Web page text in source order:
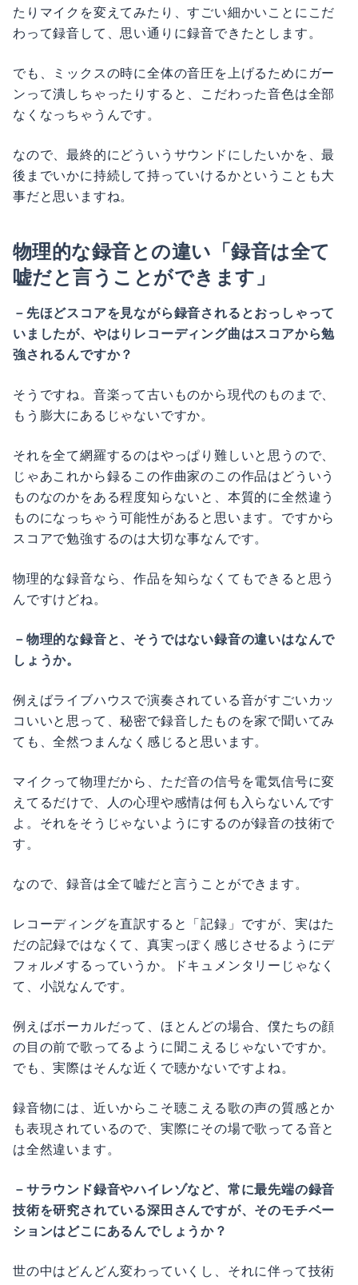
たりマイクを変えてみたり、すごい細かいことにこだ
わって録音して、思い通りに録音できたとします。
でも、ミックスの時に全体の音圧を上げるためにガー
ンって潰しちゃったりすると、こだわった音色は全部
なくなっちゃうんです。
なので、最終的にどういうサウンドにしたいかを、最
後までいかに持続して持っていけるかということも大
事だと思いますね。
物理的な録音との違い「録音は全て
嘘だと言うことができます」
－先ほどスコアを見ながら録音されるとおっしゃって
いましたが、やはりレコーディング曲はスコアから勉
強されるんですか？
そうですね。音楽って古いものから現代のものまで、
もう膨大にあるじゃないですか。
それを全て網羅するのはやっぱり難しいと思うので、
じゃあこれから録るこの作曲家のこの作品はどういう
ものなのかをある程度知らないと、本質的に全然違う
ものになっちゃう可能性があると思います。ですから
スコアで勉強するのは大切な事なんです。
物理的な録音なら、作品を知らなくてもできると思う
んですけどね。
－物理的な録音と、そうではない録音の違いはなんで
しょうか。
例えばライブハウスで演奏されている音がすごいカッ
コいいと思って、秘密で録音したものを家で聞いてみ
ても、全然つまんなく感じると思います。
マイクって物理だから、ただ音の信号を電気信号に変
えてるだけで、人の心理や感情は何も入らないんです
よ。それをそうじゃないようにするのが録音の技術で
す。
なので、録音は全て嘘だと言うことができます。
レコーディングを直訳すると「記録」ですが、実はた
だの記録ではなくて、真実っぽく感じさせるようにデ
フォルメするっていうか。ドキュメンタリーじゃなく
て、小説なんです。
例えばボーカルだって、ほとんどの場合、僕たちの顔
の目の前で歌ってるように聞こえるじゃないですか。
でも、実際はそんな近くで聴かないですよね。
録音物には、近いからこそ聴こえる歌の声の質感とか
も表現されているので、実際にその場で歌ってる音と
は全然違います。
－サラウンド録音やハイレゾなど、常に最先端の録音
技術を研究されている深田さんですが、そのモチベー
ションはどこにあるんでしょうか？
世の中はどんどん変わっていくし、それに伴って技術